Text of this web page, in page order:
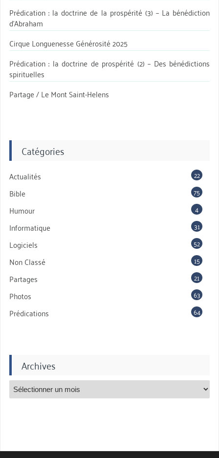
Prédication : la doctrine de la prospérité (3) – La bénédiction
d’Abraham
Cirque Longuenesse Générosité 2025
Prédication : la doctrine de prospérité (2) – Des bénédictions
spirituelles
Partage / Le Mont Saint-Helens
Catégories
Actualités 22
Bible 75
Humour 4
Informatique 31
Logiciels 52
Non Classé 15
Partages 21
Photos 63
Prédications 64
Archives